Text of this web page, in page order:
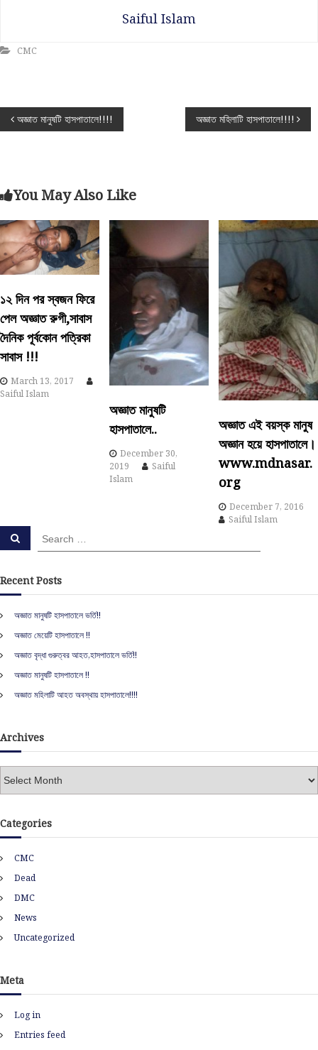
Saiful Islam
CMC
P
s
t
n
a
v
i
g
n
অজ্ঞাত মানুষটি হাসপাতালে!!!! অজ্ঞাত মহিলাটি হাসপাতালে!!!!
You May Also Like
১২ দিন পর স্বজন ফিরে
পেল অজ্ঞাত রুগী,সাবাস
দৈনিক পূর্বকোন পত্রিকা
সাবাস !!!
March 13, 2017
Saiful Islam
অজ্ঞাত মানুষটি
হাসপাতালে..
December 30,
2019
Saiful
Islam
অজ্ঞাত এই বয়স্ক মানুষ
অজ্ঞান হয়ে হাসপাতালে।
www.mdnasar.
org
December 7, 2016
Saiful Islam
e
r
c
f
o
r
S
h
Recent Posts
অজ্ঞাত মানুষটি হাসপাতালে ভর্তি!!
অজ্ঞাত মেয়েটি হাসপাতালে !!
অজ্ঞাত বৃদ্ধা গুরুত্বর আহত,হাসপাতালে ভর্তি!!
অজ্ঞাত মানুষটি হাসপাতালে !!
অজ্ঞাত মহিলাটি আহত অবস্থায় হাসপাতালে!!!!
Archives
h
e
s
Categories
CMC
Dead
DMC
News
Uncategorized
Meta
Log in
Entries feed